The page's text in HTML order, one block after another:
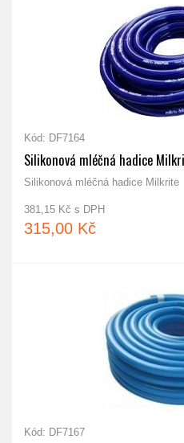
Kód: DF7164
Silikonová mléčná hadice
Silikonová mléčná hadice Milkrite
381,15 Kč s DPH
315,00 Kč
Kód: DF7167